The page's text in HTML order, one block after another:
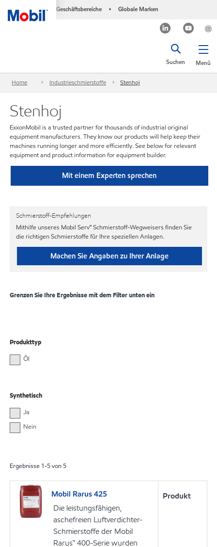
Geschäftsbereiche • Globale Marken
Menü
Suchen
Home Industrieschmierstoffe Stenhoj
Stenhoj
ExxonMobil is a trusted partner for thousands of industrial original
equipment manufacturers. They know our products will help keep their
machines running longer and more efficiently. See below for relevant
equipment and product information for equipment builder.
Mit einem Experten sprechen
Schmierstoff-Empfehlungen
Mithilfe unseres Mobil Serv℠ Schmierstoff-Wegweisers finden Sie
die richtigen Schmierstoffe für Ihre speziellen Anlagen.
Machen Sie Angaben zu Ihrer Anlage
Grenzen Sie Ihre Ergebnisse mit dem Filter unten ein
Produkttyp
Öl
Synthetisch
Ja
Nein
Ergebnisse 1-5von 5
Mobil Rarus 425
Die leistungsfähigen,
aschefreien Luftverdichter-
Schmierstoffe der Mobil
Rarus™ 400-Serie wurden
Produkt